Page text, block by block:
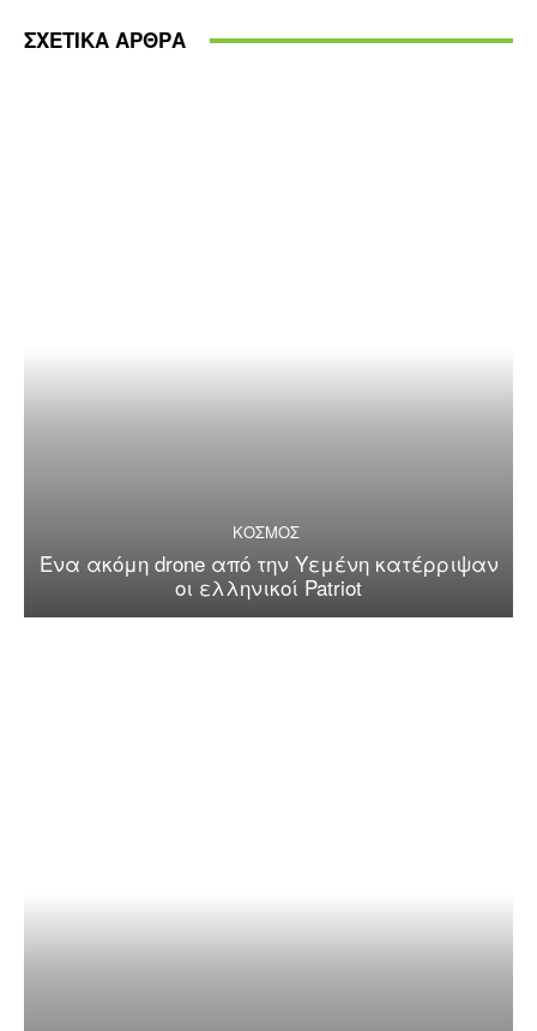
ΣΧΕΤΙΚΑ ΑΡΘΡΑ
ΚΟΣΜΟΣ
Ένα ακόμη drone από την Υεμένη κατέρριψαν
οι ελληνικοί Patriot